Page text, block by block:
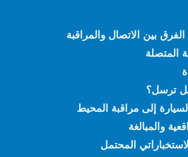
المتصلة
ترسل؟
والمبالغة
المحتمل